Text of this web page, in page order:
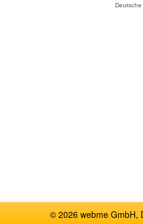
© 2026 webme GmbH,